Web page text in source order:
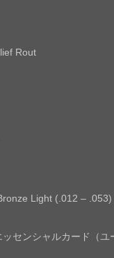
Rout
Light (.012 – .053)
センシャルカード（ユ